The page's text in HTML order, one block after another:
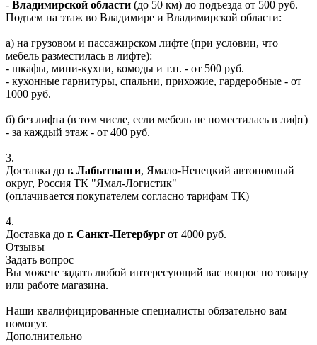
- Владимирской области (до 50 км) до подъезда от 500 руб.
Подъем на этаж во Владимире и Владимирской области:
а) на грузовом и пассажирском лифте (при условии, что
мебель разместилась в лифте):
- шкафы, мини-кухни, комоды и т.п. - от 500 руб.
- кухонные гарнитуры, спальни, прихожие, гардеробные - от
1000 руб.
б) без лифта (в том числе, если мебель не поместилась в лифт)
- за каждый этаж - от 400 руб.
3.
Доставка до г. Лабытнанги, Ямало-Ненецкий автономный
округ, Россия ТК "Ямал-Логистик"
(оплачивается покупателем согласно тарифам ТК)
4.
Доставка до г. Санкт-Петербург от 4000 руб.
Отзывы
Задать вопрос
Вы можете задать любой интересующий вас вопрос по товару
или работе магазина.
Наши квалифицированные специалисты обязательно вам
помогут.
Дополнительно